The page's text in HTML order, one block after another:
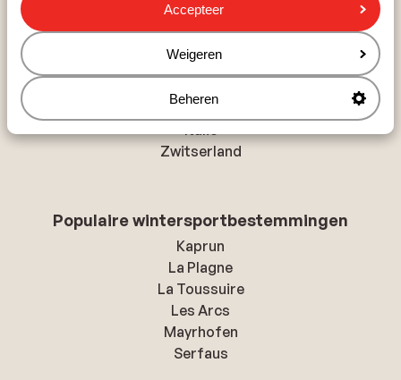
Accepteer
Weigeren
Beheren
Populaire wintersportlanden
Oostenrijk
Duitsland
Italie
Zwitserland
Populaire wintersportbestemmingen
Kaprun
La Plagne
La Toussuire
Les Arcs
Mayrhofen
Serfaus